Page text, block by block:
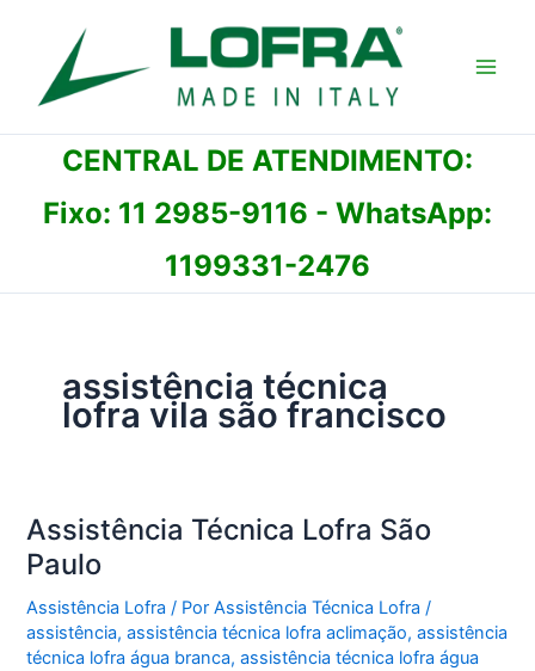
conteúdo
CENTRAL DE ATENDIMENTO:
Fixo: 11 2985-9116 - WhatsApp:
1199331-2476
assistência técnica
lofra vila são francisco
Assistência Técnica Lofra São
Paulo
Assistência Lofra / PorAssistência Técnica Lofra/
assistência,assistência técnica lofra aclimação,assistência
técnica lofra água branca,assistência técnica lofra água